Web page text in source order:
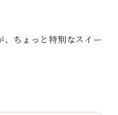
、ちょっと特別なスイー